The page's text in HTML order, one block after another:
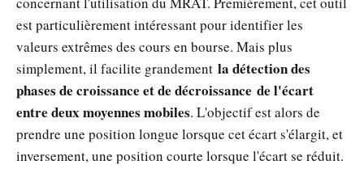
est particulièrement intéressant pour identifier les
valeurs extrêmes des cours en bourse. Mais plus
simplement, il facilite grandement la détection des
phases de croissance et de décroissance de l'écart
entre deux moyennes mobiles. L'objectif est alors de
prendre une position longue lorsque cet écart s'élargit, et
inversement, une position courte lorsque l'écart se réduit.